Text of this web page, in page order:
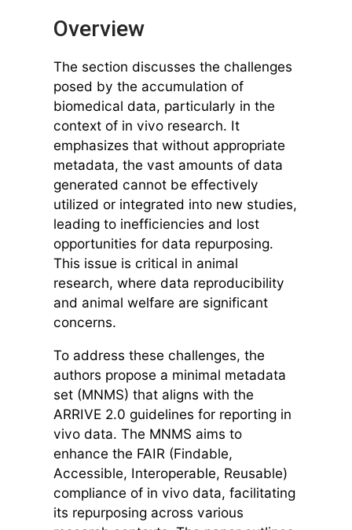
Overview
The section discusses the challenges
posed by the accumulation of
biomedical data, particularly in the
context of in vivo research. It
emphasizes that without appropriate
metadata, the vast amounts of data
generated cannot be effectively
utilized or integrated into new studies,
leading to inefficiencies and lost
opportunities for data repurposing.
This issue is critical in animal
research, where data reproducibility
and animal welfare are significant
concerns.
To address these challenges, the
authors propose a minimal metadata
set (MNMS) that aligns with the
ARRIVE 2.0 guidelines for reporting in
vivo data. The MNMS aims to
enhance the FAIR (Findable,
Accessible, Interoperable, Reusable)
compliance of in vivo data, facilitating
its repurposing across various